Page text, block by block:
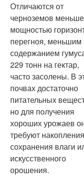
Отличаются от
черноземов
мощностью
перегноя, меньшим
содержанием
229 тонн на гектар,
часто засолены. В
почвах достаточно
питательных
но для получения
хороших урожаев
требуют
сохранения влаги
искусственного
орошения.